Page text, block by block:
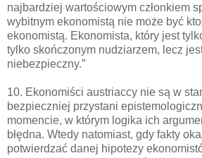
najbardziej wartościowym członkiem
wybitnym ekonomistą nie może być
ekonomistą. Ekonomista, który jest
tylko skończonym nudziarzem, lecz
niebezpieczny.”
10. Ekonomiści austriaccy nie są w
bezpieczniej przystani
momencie, w którym logika ich
błędna. Wtedy natomiast, gdy fakty
potwierdzać danej hipotezy